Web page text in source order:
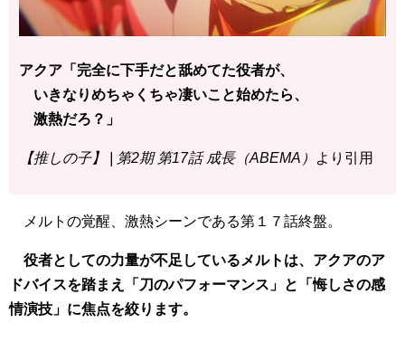
アクア「完全に下手だと舐めてた役者が、
いきなりめちゃくちゃ凄いこと始めたら、
激熱だろ？」
【推しの子】 | 第2期 第17話 成長（ABEMA） より引用
メルトの覚醒、激熱シーンである第１７話終盤。
役者としての力量が不足しているメルトは、アクアのア
ドバイスを踏まえ「刀のパフォーマンス」と「悔しさの感
情演技」に焦点を絞ります。